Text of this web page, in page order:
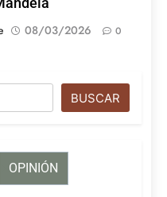
08/03/2026 0
BUSCAR
OPINIÓN